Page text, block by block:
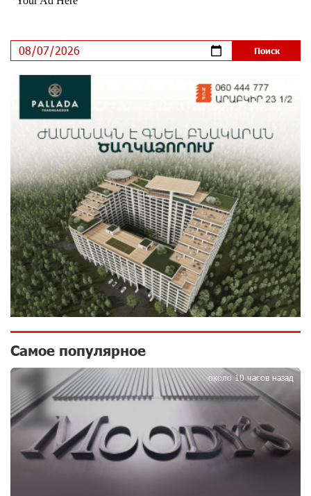
поддержке IDBank
Пашинян ты упустил свой шанс уйти спокойно.
Аршак Карапетян
9 дней назад
Обновленный Центр продаж и обслуживания Ucom
открылся по адресу ул. Шаумяна, 24/2 в Арарате
10 дней назад
Никогда Нагорный Карабах не был в составе
независимого Азербайджана. Аршак Карапетян
10 дней назад
Бывший премьер-министр Словакии обратился к
президенту страны с просьбой содействовать
освобождению армянских заключенных,
осужденных в Азербайджане
Против кого вооружается Азербайджан? Аршак
Карапетян
15 дней назад
При поддержке Ucom в спортивной школе Вайка
установлена солнечная электростанция мощностью
Самое популярное
около 10 часов назад
1